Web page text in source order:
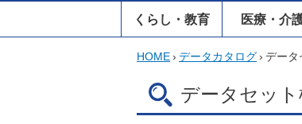
くらし・教育 医療・介
HOME› データカタログ› データ
データセット